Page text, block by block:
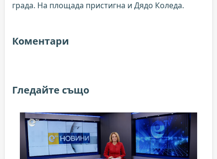
града. На площада пристигна и Дядо Коледа.
Коментари
Гледайте също